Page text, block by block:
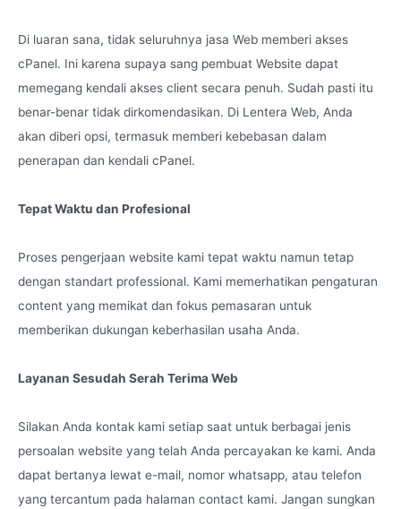
Di luaran sana, tidak seluruhnya jasa Web memberi akses
cPanel. Ini karena supaya sang pembuat Website dapat
memegang kendali akses client secara penuh. Sudah pasti itu
benar-benar tidak dirkomendasikan. Di Lentera Web, Anda
akan diberi opsi, termasuk memberi kebebasan dalam
penerapan dan kendali cPanel.
Tepat Waktu dan Profesional
Proses pengerjaan website kami tepat waktu namun tetap
dengan standart professional. Kami memerhatikan pengaturan
content yang memikat dan fokus pemasaran untuk
memberikan dukungan keberhasilan usaha Anda.
Layanan Sesudah Serah Terima Web
Silakan Anda kontak kami setiap saat untuk berbagai jenis
persoalan website yang telah Anda percayakan ke kami. Anda
dapat bertanya lewat e-mail, nomor whatsapp, atau telefon
yang tercantum pada halaman contact kami. Jangan sungkan